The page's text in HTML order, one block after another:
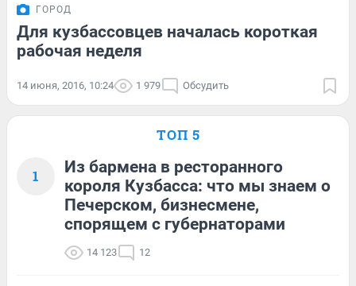
ГОРОД
Для кузбассовцев началась короткая
рабочая неделя
14 июня, 2016, 10:24 1 979 Обсудить
ТОП 5
1
Из бармена в ресторанного
короля Кузбасса: что мы знаем о
Печерском, бизнесмене,
спорящем с губернаторами
14 123 12